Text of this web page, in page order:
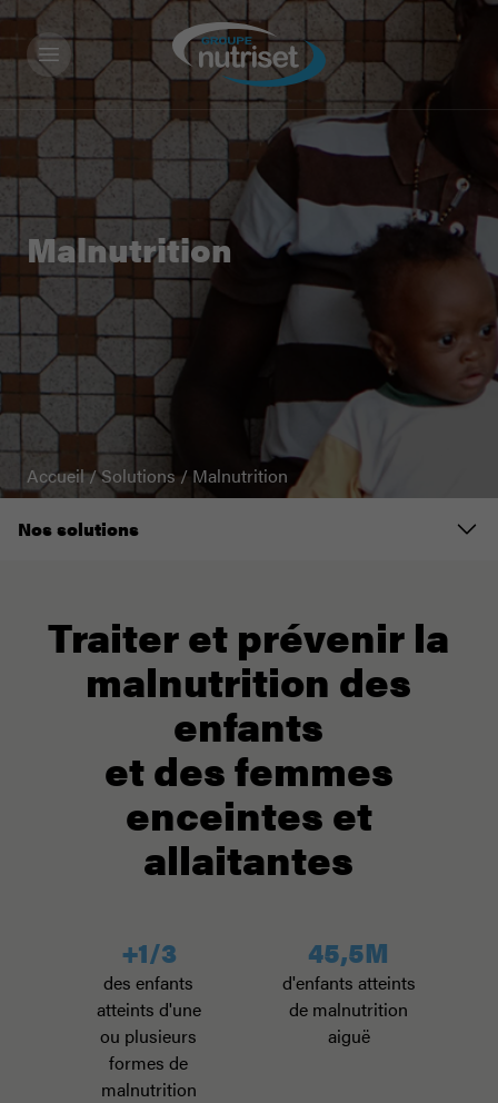
Malnutrition
Accueil/Solutions / Malnutrition
Nos solutions
Traiter et prévenir la
malnutrition des
enfants
et des femmes
enceintes et
allaitantes
+1/3
des enfants
atteints d'une
ou plusieurs
formes de
malnutrition
45,5M
d'enfants atteints
de malnutrition
aiguë